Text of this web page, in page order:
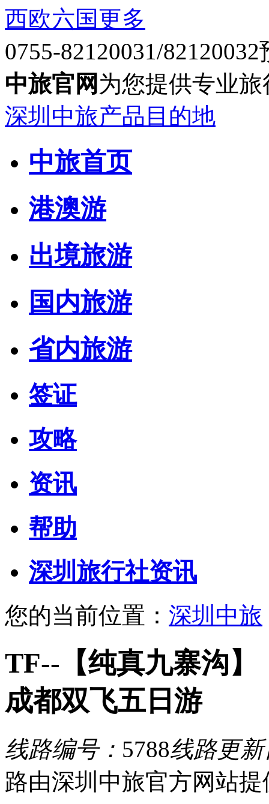
西欧六国更多
0755-82120031/82120032
中旅官网 为您提供专业
深圳中旅产品目的地
中旅首页
港澳游
出境旅游
国内旅游
省内旅游
签证
攻略
资讯
帮助
深圳旅行社资讯
您的当前位置： 深圳中旅
TF--【纯真九寨沟】
成都双飞五日游
线路编号： 5788线路更
路由深圳中旅官方网站提